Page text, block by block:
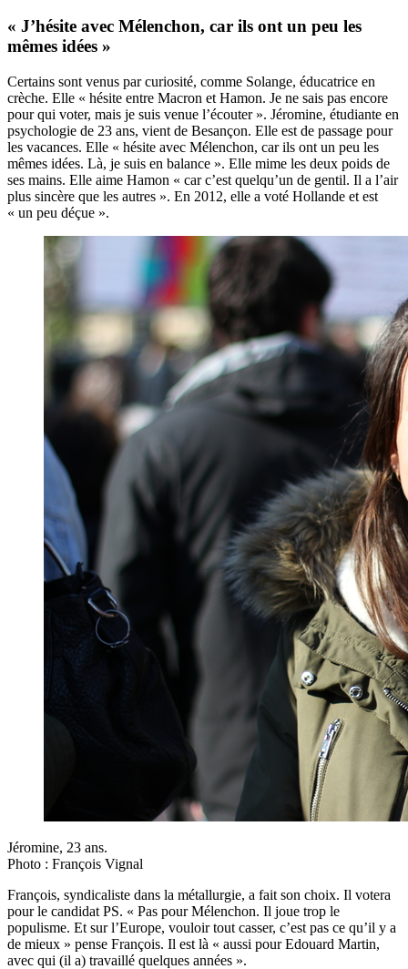
« J’hésite avec Mélenchon, car ils ont un peu les
mêmes idées »
Certains sont venus par curiosité, comme Solange, éducatrice en
crèche. Elle « hésite entre Macron et Hamon. Je ne sais pas encore
pour qui voter, mais je suis venue l’écouter ». Jéromine, étudiante en
psychologie de 23 ans, vient de Besançon. Elle est de passage pour
les vacances. Elle « hésite avec Mélenchon, car ils ont un peu les
mêmes idées. Là, je suis en balance ». Elle mime les deux poids de
ses mains. Elle aime Hamon « car c’est quelqu’un de gentil. Il a l’air
plus sincère que les autres ». En 2012, elle a voté Hollande et est
« un peu déçue ».
Jéromine, 23 ans.
Photo : François Vignal
François, syndicaliste dans la métallurgie, a fait son choix. Il votera
pour le candidat PS. « Pas pour Mélenchon. Il joue trop le
populisme. Et sur l’Europe, vouloir tout casser, c’est pas ce qu’il y a
de mieux » pense François. Il est là « aussi pour Edouard Martin,
avec qui (il a) travaillé quelques années ».